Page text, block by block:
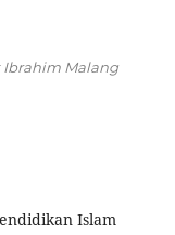
Ibrahim Malang
Islam